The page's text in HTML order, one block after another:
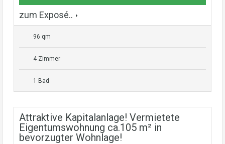
zum Exposé..
96 qm
4 Zimmer
1 Bad
Attraktive Kapitalanlage! Vermietete
Eigentumswohnung ca.105 m² in
bevorzugter Wohnlage!